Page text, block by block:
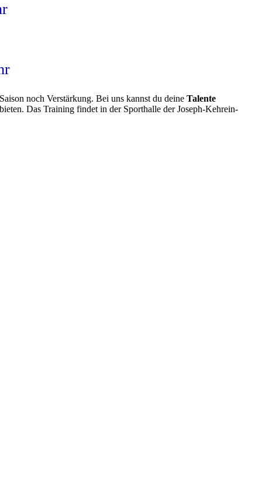
noch Verstärkung. Bei uns kannst du deine Talente
Das Training findet in der Sporthalle der Joseph-Kehrein-